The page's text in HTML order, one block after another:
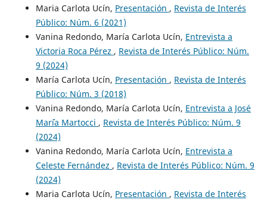
Maria Carlota Ucín, Presentación , Revista de Interés
Público: Núm. 6 (2021)
Vanina Redondo, María Carlota Ucín, Entrevista a
Victoria Roca Pérez , Revista de Interés Público: Núm.
9 (2024)
María Carlota Ucín, Presentación , Revista de Interés
Público: Núm. 3 (2018)
Vanina Redondo, María Carlota Ucín, Entrevista a José
Mar´ía Martocci , Revista de Interés Público: Núm. 9
(2024)
Vanina Redondo, María Carlota Ucín, Entrevista a
Celeste Fernández , Revista de Interés Público: Núm. 9
(2024)
Maria Carlota Ucín, Presentación , Revista de Interés